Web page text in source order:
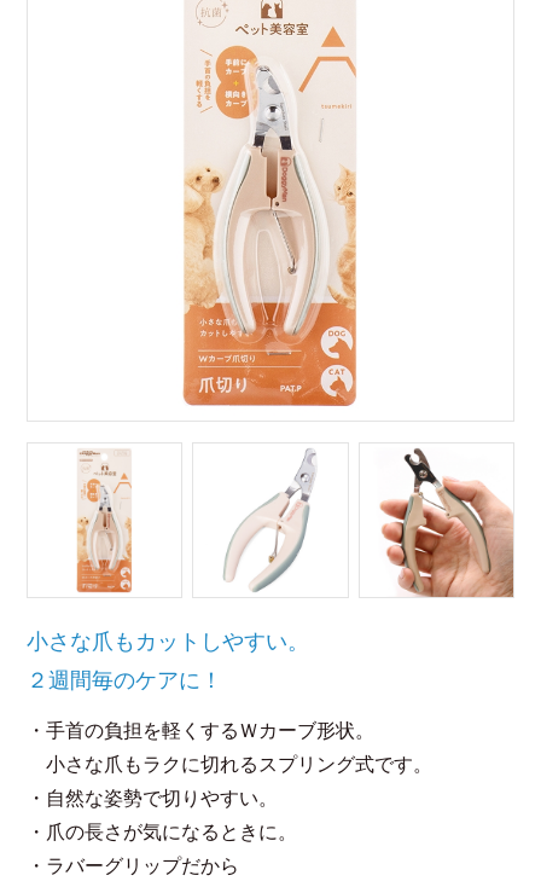
小さな爪もカットしやすい。
２週間毎のケアに！
・手首の負担を軽くするＷカーブ形状。
小さな爪もラクに切れるスプリング式です。
・自然な姿勢で切りやすい。
・爪の長さが気になるときに。
・ラバーグリップだから